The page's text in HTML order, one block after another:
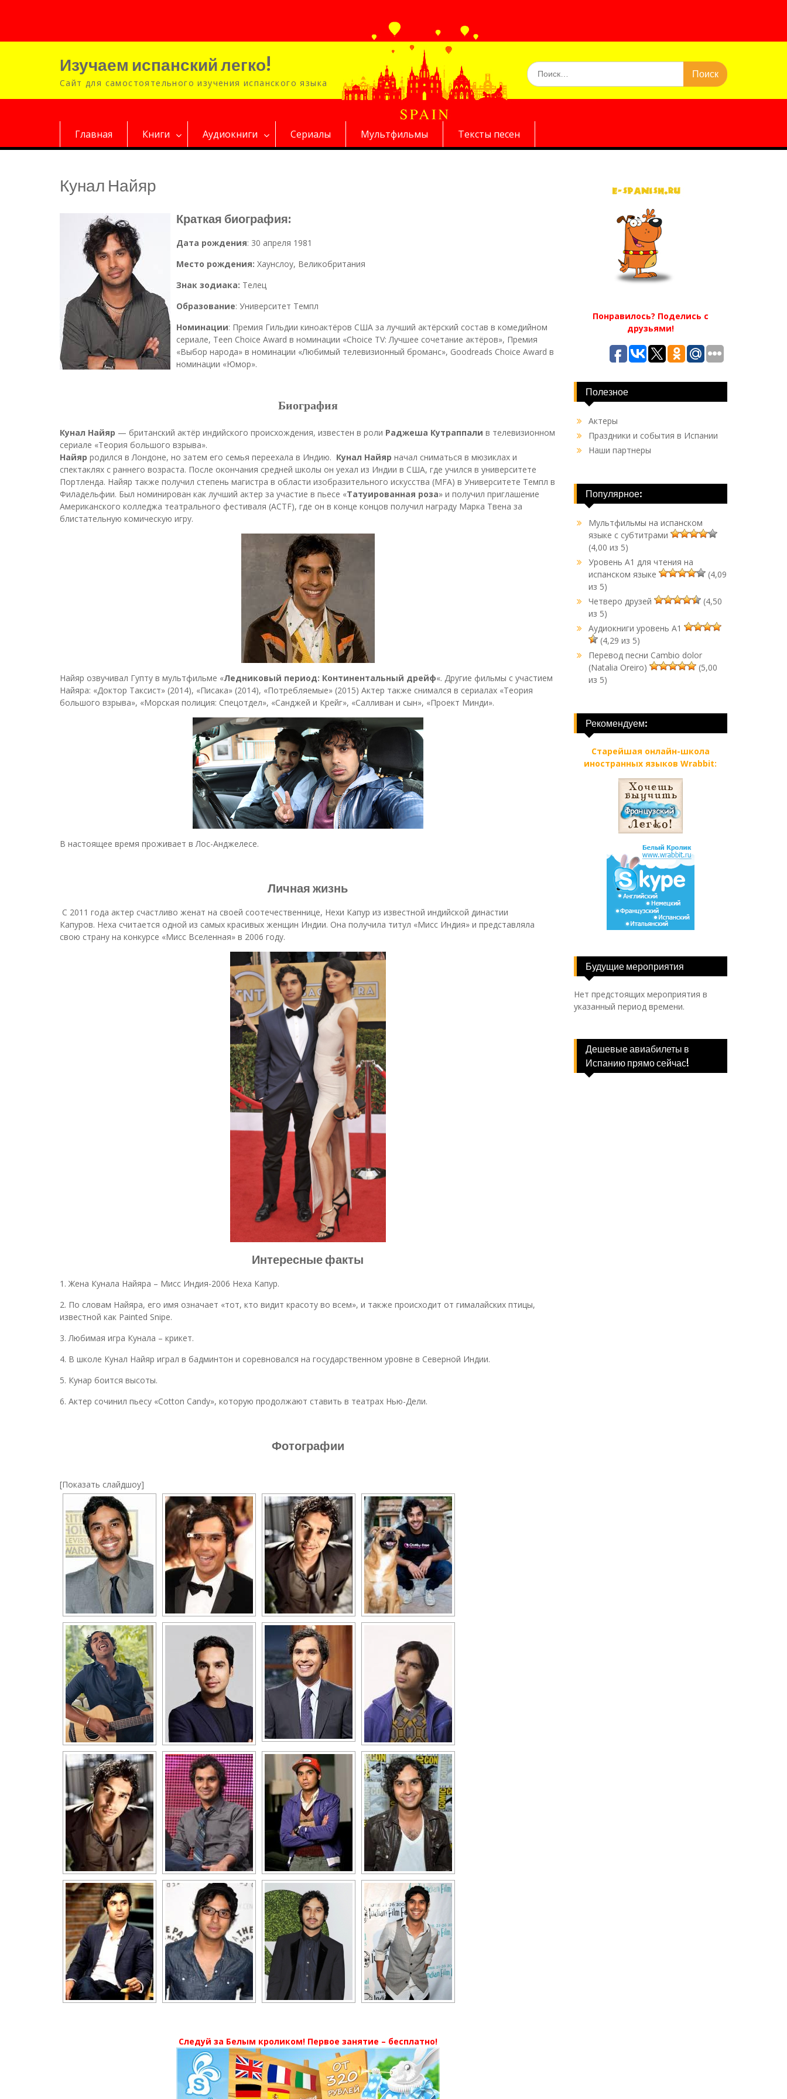
Изучаем испанский легко!
Сайт для самостоятельного изучения испанского языка
Искать:
Главная Книги Аудиокниги Сериалы Мультфильмы Тексты песен
Кунал Найяр
Краткая биография:
Дата рождения: 30 апреля 1981
Место рождения: Хаунслоу, Великобритания
Знак зодиака: Телец
Образование: Университет Темпл
Номинации: Премия Гильдии киноактёров США за лучший актёрский состав в комедийном
сериале, Teen Choice Award в номинации «Choice TV: Лучшее сочетание актёров», Премия
«Выбор народа» в номинации «Любимый телевизионный броманс», Goodreads Choice Award в
номинации «Юмор».
Биография
Кунал Найяр — британский актёр индийского происхождения, известен в роли Раджеша Кутраппали в телевизионном
сериале «Теория большого взрыва».
Найяр родился в Лондоне, но затем его семья переехала в Индию. Кунал Найяр начал сниматься в мюзиклах и
спектаклях с раннего возраста. После окончания средней школы он уехал из Индии в США, где учился в университете
Портленда. Найяр также получил степень магистра в области изобразительного искусства (MFA) в Университете Темпл в
Филадельфии. Был номинирован как лучший актер за участие в пьесе «Татуированная роза» и получил приглашение
Американского колледжа театрального фестиваля (ACTF), где он в конце концов получил награду Марка Твена за
блистательную комическую игру.
Найяр озвучивал Гупту в мультфильме «Ледниковый период: Континентальный дрейф«. Другие фильмы с участием
Найяра: «Доктор Таксист» (2014), «Писака» (2014), «Потребляемые» (2015) Актер также снимался в сериалах «Теория
большого взрыва», «Морская полиция: Спецотдел», «Санджей и Крейг», «Салливан и сын», «Проект Минди».
В настоящее время проживает в Лос-Анджелесе.
Личная жизнь
С 2011 года актер счастливо женат на своей соотечественнице, Нехи Капур из известной индийской династии
Капуров. Неха считается одной из самых красивых женщин Индии. Она получила титул «Мисс Индия» и представляла
свою страну на конкурсе «Мисс Вселенная» в 2006 году.
Интересные факты
1. Жена Кунала Найяра – Мисс Индия-2006 Неха Капур.
2. По словам Найяра, его имя означает «тот, кто видит красоту во всем», и также происходит от гималайских птицы,
известной как Painted Snipe.
3. Любимая игра Кунала – крикет.
4. В школе Кунал Найяр играл в бадминтон и соревновался на государственном уровне в Северной Индии.
5. Кунар боится высоты.
6. Актер сочинил пьесу «Cotton Candy», которую продолжают ставить в театрах Нью-Дели.
Фотографии
[Показать слайдшоу]
Следуй за Белым кроликом! Первое занятие – бесплатно!
Понравилось? Поделись с
друзьями!
Полезное
Актеры
Праздники и события в Испании
Наши партнеры
Популярное:
Мультфильмы на испанском
языке с субтитрами
(4,00 из 5)
Уровень A1 для чтения на
испанском языке
(4,09
из 5)
Четверо друзей
(4,50
из 5)
Аудиокниги уровень A1
(4,29 из 5)
Перевод песни Cambio dolor
(Natalia Oreiro)
(5,00
из 5)
Рекомендуем:
Старейшая онлайн-школа
иностранных языков Wrabbit:
Будущие мероприятия
Нет предстоящих мероприятия в
указанный период времени.
Дешевые авиабилеты в
Испанию прямо сейчас!